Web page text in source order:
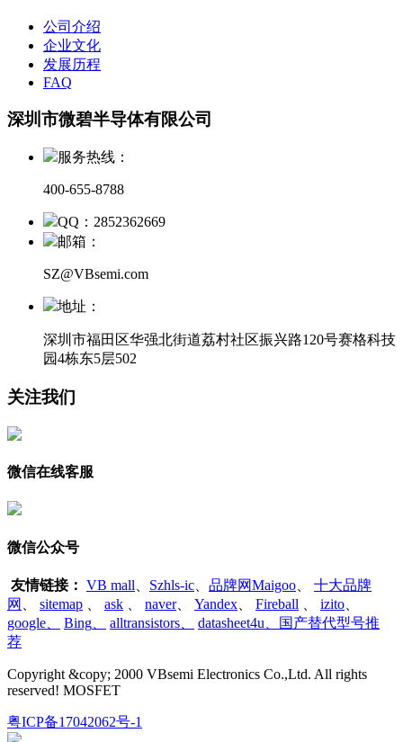
公司介绍
企业文化
发展历程
FAQ
深圳市微碧半导体有限公司
服务热线：
400-655-8788
QQ：2852362669
邮箱：
SZ@VBsemi.com
地址：
深圳市福田区华强北街道荔村社区振兴路120号赛格科技
园4栋东5层502
关注我们
微信在线客服
微信公众号
友情链接： VB mall Szhls-ic 品牌网Maigoo
十大品牌
网
sitemap ask naver、 Yandex Fireball izito
google
Bing alltransistors
datasheet4u、国产替代型号推
荐
Copyright &copy; 2000 VBsemi Electronics Co.,Ltd. All rights
reserved! MOSFET
粤ICP备17042062号-1